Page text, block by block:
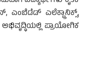
ಎಂಬೆಡೆಡ್ ಎಲೆಕ್ಟ್ರಾನಿಕ್ಸ್,
ಪ್ರಾಯೋಗಿಕ